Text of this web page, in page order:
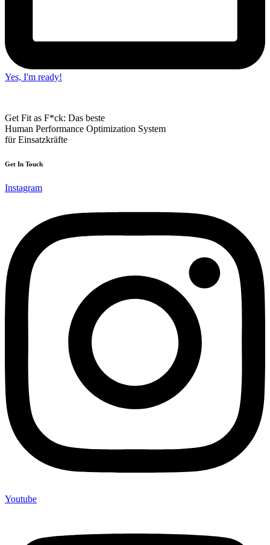
Yes, I'm ready!
Get Fit as F*ck: Das beste
Human Performance Optimization System
für Einsatzkräfte
Get In Touch
Instagram
Youtube